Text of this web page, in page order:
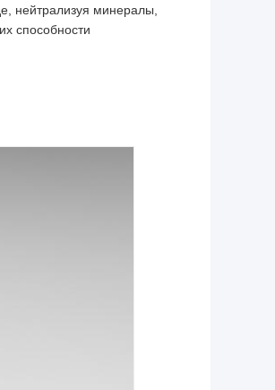
нейтрализуя минералы,
способности